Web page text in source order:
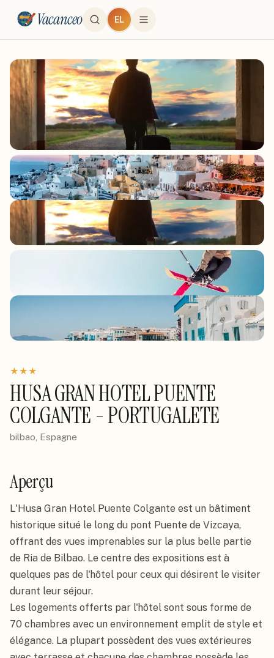
Vacanceo EL
★★★
HUSA GRAN HOTEL PUENTE
COLGANTE - PORTUGALETE
bilbao, Espagne
Aperçu
L'Husa Gran Hotel Puente Colgante est un bâtiment
historique situé le long du pont Puente de Vizcaya,
offrant des vues imprenables sur la plus belle partie
de Ria de Bilbao. Le centre des expositions est à
quelques pas de l'hôtel pour ceux qui désirent le visiter
durant leur séjour.
Les logements offerts par l'hôtel sont sous forme de
70 chambres avec un environnement emplit de style et
élégance. La plupart possèdent des vues extérieures